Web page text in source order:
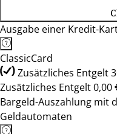
Ausgabe einer Kredit-
ClassicCard
Zusätzliches Entgelt
Zusätzliches Entgelt 0,00
Bargeld-Auszahlung mit
Geldautomaten